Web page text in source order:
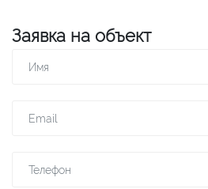
Заявка на объект